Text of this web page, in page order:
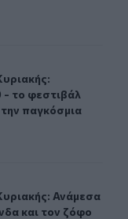
'69 - το φεστιβάλ
Κυριακής:
το φεστιβάλ
παγκόσμια
προπαγάνδα
Κυριακής: Ανάμεσα
Ανάμεσα
και τον ζόφο